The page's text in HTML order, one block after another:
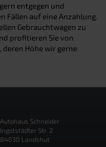
entgegen und
Fällen auf eine Anzahlung.
Gebrauchtwagen zu
profitieren Sie von
Höhe wir gerne
Autohaus Schneider
Ingolstädter Str. 2
84030 Landshut